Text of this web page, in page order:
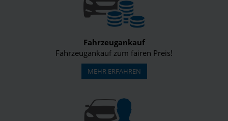
Fahrzeugankauf
Fahrzeugankauf zum fairen Preis!
MEHR ERFAHREN